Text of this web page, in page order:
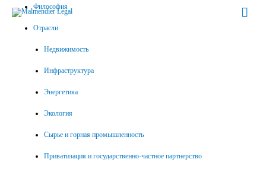
Философия
Отрасли
Недвижимость
Инфраструктура
Энергетика
Экология
Сырье и горная промышленность
Приватизация и государственно-частное партнерство